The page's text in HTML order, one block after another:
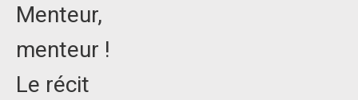
Menteur,
menteur !
Le récit